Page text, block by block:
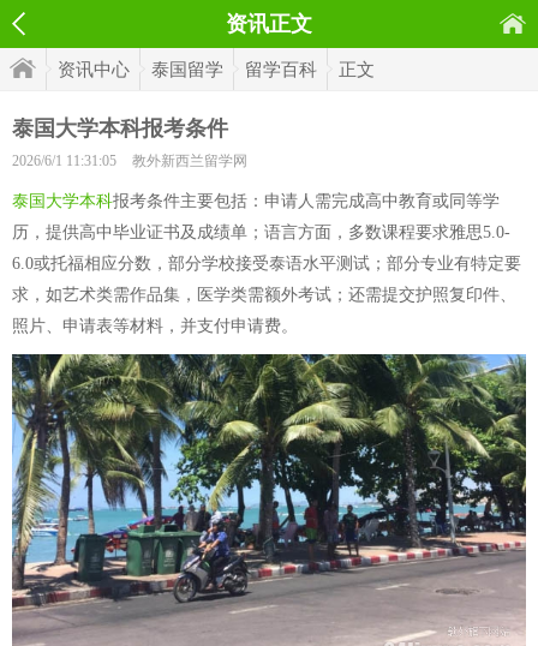
资讯正文
资讯中心 泰国留学 留学百科 正文
泰国大学本科报考条件
2026/6/1 11:31:05 教外新西兰留学网
泰国大学本科报考条件主要包括：申请人需完成高中教育或同等学
历，提供高中毕业证书及成绩单；语言方面，多数课程要求雅思5.0-
6.0或托福相应分数，部分学校接受泰语水平测试；部分专业有特定要
求，如艺术类需作品集，医学类需额外考试；还需提交护照复印件、
照片、申请表等材料，并支付申请费。